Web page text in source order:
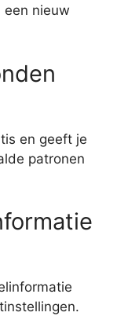
een nieuw
en geeft je
patronen